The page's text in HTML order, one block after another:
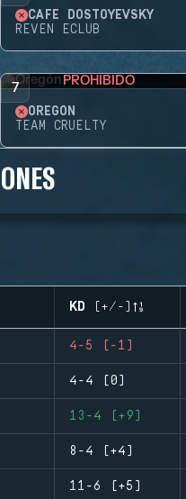
CAFÉ DOSTOYEVSKY
REVEN ECLUB
7 PROHIBIDO
OREGÓN
TEAM CRUELTY
KD (+/-)
4-5 (-1)
4-4 (0)
13-4 (+9)
8-4 (+4)
11-6 (+5)